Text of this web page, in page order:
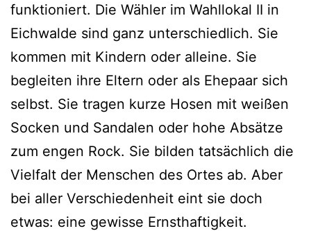
funktioniert. Die Wähler im Wahllokal II in
Eichwalde sind ganz unterschiedlich. Sie
kommen mit Kindern oder alleine. Sie
begleiten ihre Eltern oder als Ehepaar sich
selbst. Sie tragen kurze Hosen mit weißen
Socken und Sandalen oder hohe Absätze
zum engen Rock. Sie bilden tatsächlich die
Vielfalt der Menschen des Ortes ab. Aber
bei aller Verschiedenheit eint sie doch
etwas: eine gewisse Ernsthaftigkeit.